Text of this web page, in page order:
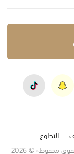
التطوع
محفوظة © 2026